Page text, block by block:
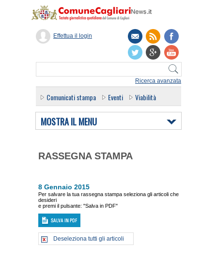
Ricerca avanzata
Effettua il login
Comunicati stampa Eventi Viabilità
MOSTRA IL MENU
RASSEGNA STAMPA
8 Gennaio 2015
Per salvare la tua rassegna stampa seleziona gli articoli che
desideri
e premi il pulsante: "Salva in PDF"
Deseleziona tutti gli articoli